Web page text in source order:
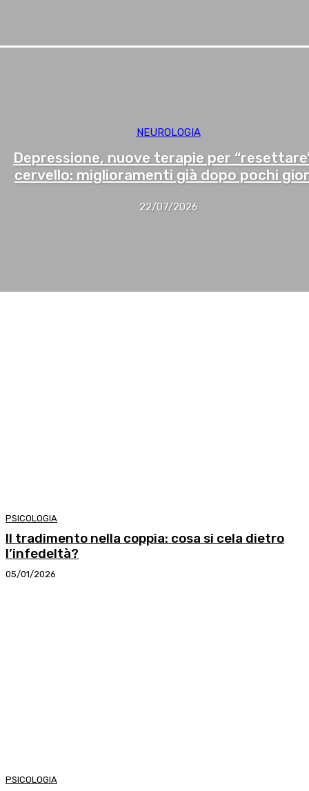
NEUROLOGIA
Depressione, nuove terapie per
cervello: miglioramenti già dopo pochi
22/07/2026
PSICOLOGIA
Il tradimento nella coppia: cosa si cela dietro
l’infedeltà?
05/01/2026
PSICOLOGIA